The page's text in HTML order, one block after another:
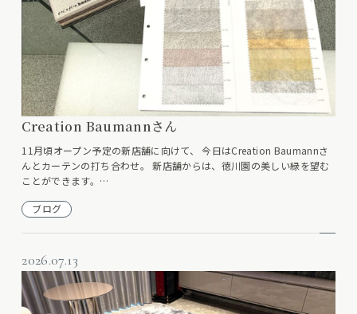
Creation Baumannさん
11月頃オープン予定の新店舗に向けて、 今日はCreation Baumannさ
んとカーテンの打ち合わせ。 新店舗からは、徳川園の美しい緑を望む
ことができます。…
ブログ
2026.07.13